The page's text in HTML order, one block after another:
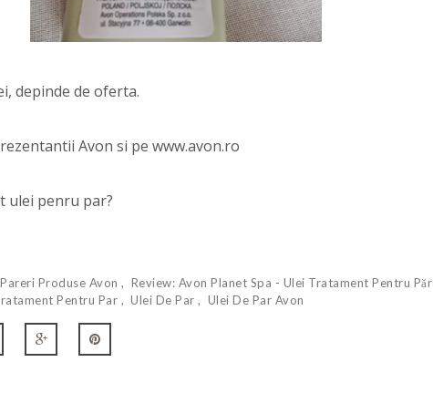
depinde de oferta.
Avon si pe www.avon.ro
ulei penru par?
Pareri Produse Avon
Review: Avon Planet Spa - Ulei Tratament Pentru Păr
Pentru Par Ulei De Par Ulei De Par Avon